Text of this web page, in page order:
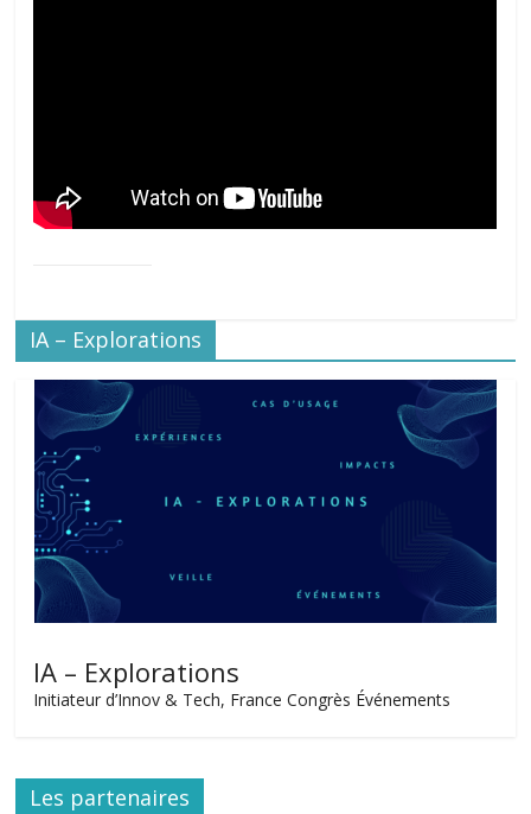
IA – Explorations
IA – Explorations
Initiateur d’Innov & Tech, France Congrès Événements
Les partenaires